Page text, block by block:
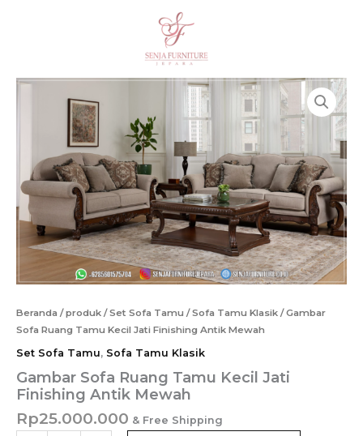
Beranda /produk /Set Sofa Tamu /Sofa Tamu Klasik / Gambar
Sofa Ruang Tamu Kecil Jati Finishing Antik Mewah
Set Sofa Tamu, Sofa Tamu Klasik
Gambar Sofa Ruang Tamu Kecil Jati
Finishing Antik Mewah
Rp25.000.000 & Free Shipping
Finishing